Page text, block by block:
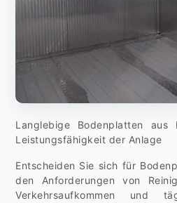
Langlebige Bodenplatten aus
Leistungsfähigkeit der Anlage
Entscheiden Sie sich für
den Anforderungen von
Verkehrsaufkommen und